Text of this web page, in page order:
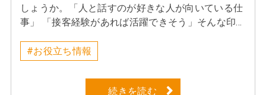
しょうか。「人と話すのが好きな人が向いている仕
事」 「接客経験があれば活躍できそう」そんな印象
ホテル、受付業務など、お客様と接する仕事を経験
してきた方が、次のステップとして販売職に挑戦す
るケースは少なくありません。そもそも接客業と
#お役立ち情報
続きを読む